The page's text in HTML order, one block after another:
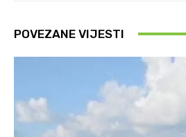
POVEZANE VIJESTI